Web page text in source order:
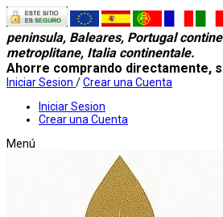
peninsula, Baleares, Portugal
metroplitane, Italia continentale.
Ahorre comprando directamente,
Iniciar Sesion /Crear una Cuenta
Iniciar Sesion
Crear una Cuenta
Menú